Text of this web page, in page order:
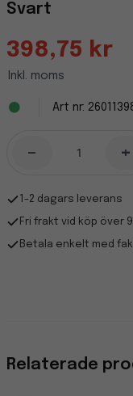
Svart
398,75 kr
Inkl. moms
- +
1-2 dagars leverans
Fri frakt vid köp över
Betala enkelt med
Relaterade